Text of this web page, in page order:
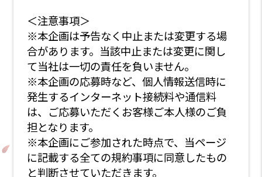
＜注意事項＞
※本企画は予告なく中止または変更する場
合があります。当該中止または変更に関し
て当社は一切の責任を負いません。
※本企画の応募時など、個人情報送信時に
発生するインターネット接続料や通信料
は、ご応募いただくお客様ご本人様のご負
担となります。
※本企画にご参加された時点で、当ページ
に記載する全ての規約事項に同意したもの
と判断させていただきます。